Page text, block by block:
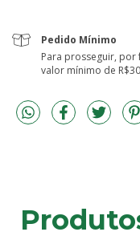
Pedido Mínimo
Para prosseguir,
valor mínimo de